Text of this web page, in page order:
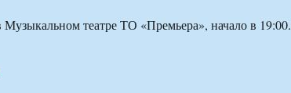
Музыкальном театре ТО «Премьера», начало в 19:00.